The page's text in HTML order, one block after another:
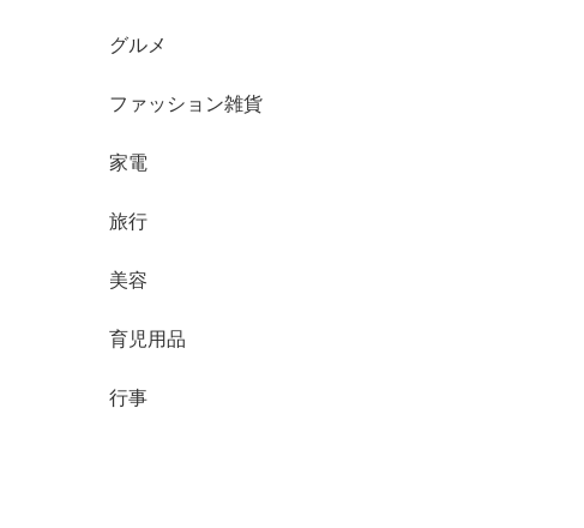
グルメ
ファッション雑貨
家電
旅行
美容
育児用品
行事